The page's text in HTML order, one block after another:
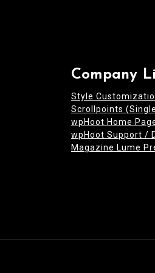
Company
Style
Scrollpoints
wpHoot Home
wpHoot Support /
Magazine Lume